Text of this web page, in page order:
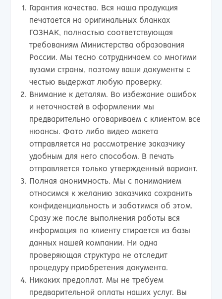
Гарантия качества. Вся наша продукция
печатается на оригинальных бланках
ГОЗНАК, полностью соответствующая
требованиям Министерства образования
России. Мы тесно сотрудничаем со многими
вузами страны, поэтому ваши документы с
честью выдержат любую проверку.
Внимание к деталям. Во избежание ошибок
и неточностей в оформлении мы
предварительно оговариваем с клиентом все
нюансы. Фото либо видео макета
отправляется на рассмотрение заказчику
удобным для него способом. В печать
отправляется только утвержденный вариант.
Полная анонимность. Мы с пониманием
относимся к желанию заказчика сохранить
конфиденциальность и заботимся об этом.
Сразу же после выполнения работы вся
информация по клиенту стирается из базы
данных нашей компании. Ни одна
проверяющая структура не отследит
процедуру приобретения документа.
Никаких предоплат. Мы не требуем
предварительной оплаты наших услуг. Вы